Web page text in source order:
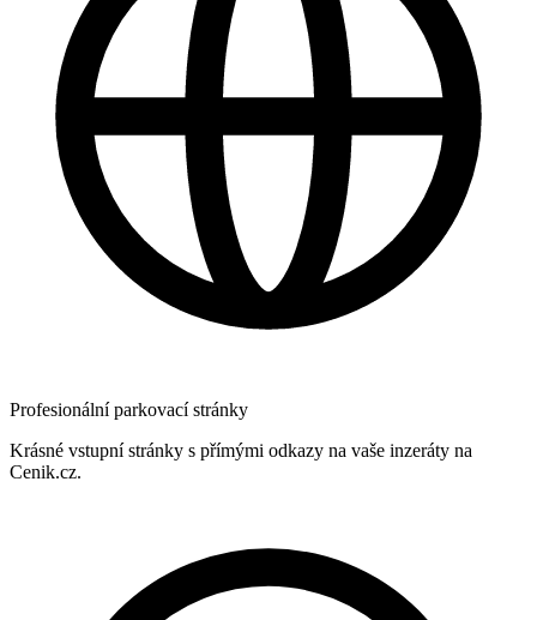
Profesionální parkovací stránky
Krásné vstupní stránky s přímými odkazy na vaše inzeráty na
Cenik.cz.